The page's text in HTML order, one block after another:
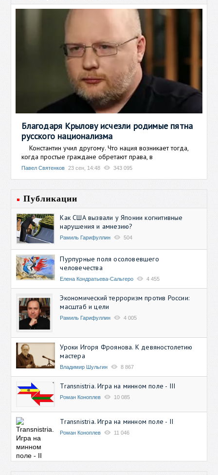
Благодаря Крылову исчезли родимые пятна
русского национализма
Константин учил другому. Что нация возникает тогда,
когда простые граждане обретают права, в
Павел Святенков 23 сен, 14:48 343 095
Публикации
Как США вызвали у Японии когнитивные
нарушения и амнезию?
Рамиль Гарифуллин 504
Пурпурные поля осоловевшего
человечества
Елена Кондратьева-Сальгеро 4 455
Экономический терроризм против России:
масштаб и цели
Рамиль Гарифуллин 4 005
Уроки Игоря Фроянова. К девяностолетию
мастера
Владимир Шульгин 8 867
Transnistria. Игра на минном поле - III
Роман Коноплев 10 085
Transnistria. Игра на минном поле - II
Роман Коноплев 11 046